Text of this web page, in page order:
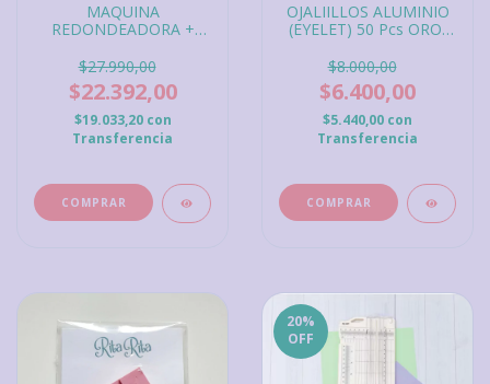
MAQUINA
REDONDEADORA +
$27.990,00
$22.392,00
$19.033,20 con
Transferencia
OJALIILLOS ALUMINIO
(EYELET) 50 Pcs ORO,
$8.000,00
$6.400,00
$5.440,00 con
Transferencia
20%
OFF